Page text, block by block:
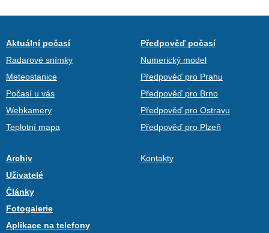
Aktuální počasí
Radarové snímky
Meteostanice
Počasí u vás
Webkamery
Teplotní mapa
Předpověď počasí
Numerický model
Předpověď pro Prahu
Předpověď pro Brno
Předpověď pro Ostravu
Předpověď pro Plzeň
Archiv
Uživatelé
Články
Fotogalerie
Aplikace na telefony
Kontakty